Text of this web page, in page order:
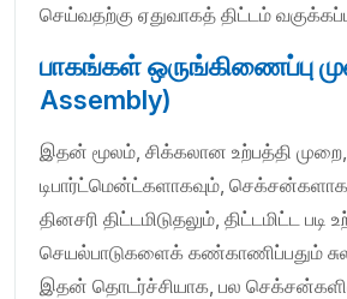
செய்வதற்கு ஏதுவாகத் திட்டம்
பாகங்கள் ஒருங்கிணைப்பு
Assembly)
இதன் மூலம், சிக்கலான உற்பத்தி
டிபார்ட்மென்ட்களாகவும்,
தினசரி திட்டமிடுதலும், திட்டமிட்ட படி
செயல்பாடுகளைக் கண்காணிப்பதும்
இதன் தொடர்ச்சியாக, பல